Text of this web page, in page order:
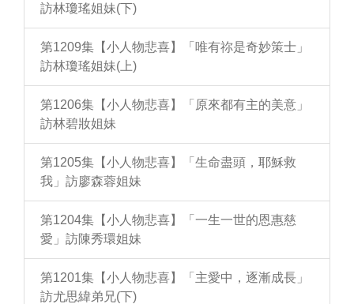
訪林瓊瑤姐妹(下)
第1209集【小人物悲喜】「唯有祢是奇妙策士」
訪林瓊瑤姐妹(上)
第1206集【小人物悲喜】「原來都有主的美意」
訪林碧妝姐妹
第1205集【小人物悲喜】「生命盡頭，耶穌救
我」訪廖森蓉姐妹
第1204集【小人物悲喜】「一生一世的恩惠慈
愛」訪陳秀環姐妹
第1201集【小人物悲喜】「主愛中，逐漸成長」
訪尤思緯弟兄(下)